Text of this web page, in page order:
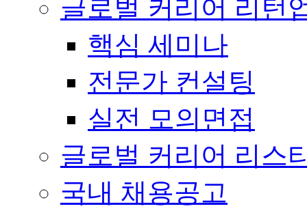
글로벌 커리어 리턴
핵심 세미나
전문가 컨설팅
실전 모의면접
글로벌 커리어 리스
국내 채용공고